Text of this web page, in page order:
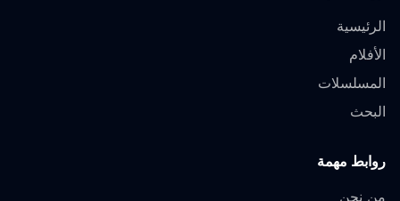
الرئيسية
الأفلام
المسلسلات
البحث
روابط مهمة
من نحن